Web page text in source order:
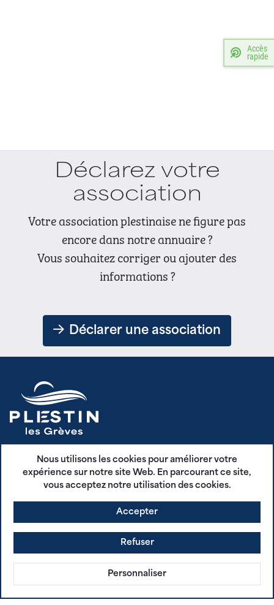
Déclarez votre
association
Votre association plestinaise ne figure pas
encore dans notre annuaire ?
Vous souhaitez corriger ou ajouter des
informations ?
Déclarer une association
1 place de la Mairie 22310 Plestin les Grèves
02 96 35 62 29
RECEVEZ NOS PUBLICATIONS
Accès
rapide
Nous utilisons les cookies pour améliorer votre
expérience sur notre site Web. En parcourant ce site,
vous acceptez notre utilisation des cookies.
Accepter
Refuser
Personnaliser